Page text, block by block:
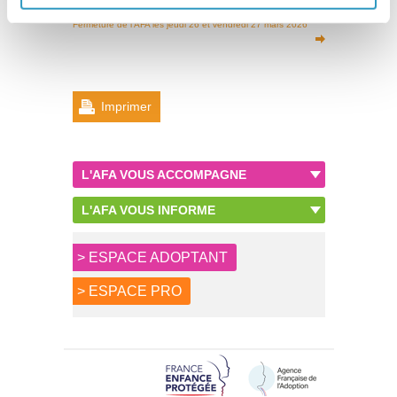
Togo : Appel à candidatures
Fermeture de l’AFA les jeudi 26 et vendredi 27 mars 2026
Imprimer
L'AFA VOUS ACCOMPAGNE
L'AFA VOUS INFORME
> ESPACE ADOPTANT
> ESPACE PRO